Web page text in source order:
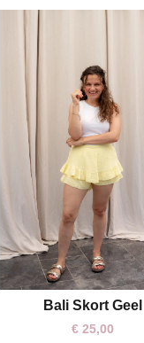
One size
Bali Skort Geel
€ 25,00